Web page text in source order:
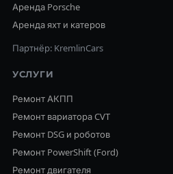
Аренда Porsche
Аренда яхт и катеров
Партнёр: KremlinCars
УСЛУГИ
Ремонт АКПП
Ремонт вариатора CVT
Ремонт DSG и роботов
Ремонт PowerShift (Ford)
Ремонт двигателя